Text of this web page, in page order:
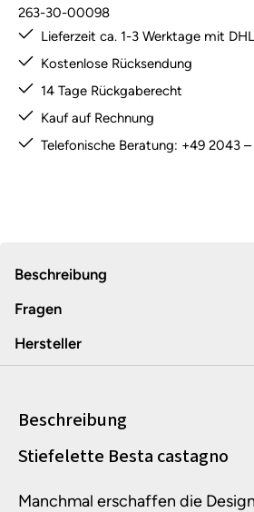
263-30-00098
Lieferzeit ca. 1-3 Werktage mit
Kostenlose Rücksendung
14 Tage Rückgaberecht
Kauf auf Rechnung
Telefonische Beratung: +49 2043 –
Beschreibung
Fragen
Hersteller
Beschreibung
Produktinformationen
Stiefelette Besta castagno
Manchmal erschaffen die